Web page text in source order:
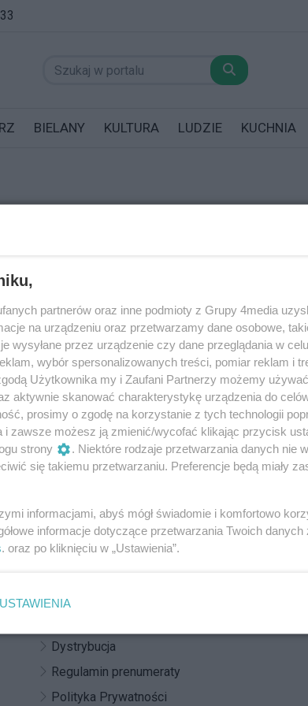
BIELANY KULTURA LUDZIE KUCHNIA
"Możemy być dumni z naszej
Kontakt
Dystrybucja
Regulamin prenumeraty
Polityka Prywatności
partnerów oraz inne podmioty z Grupy 4media
na urządzeniu oraz przetwarzamy dane osobowe,
wysyłane przez urządzenie czy dane przeglądania w
wybór spersonalizowanych treści, pomiar reklam i
Użytkownika my i Zaufani Partnerzy możemy
aktywnie skanować charakterystykę urządzenia do
prosimy o zgodę na korzystanie z tych technologii
i zawsze możesz ją zmienić/wycofać klikając przycisk
strony
. Niektóre rodzaje przetwarzania danych nie
się takiemu przetwarzaniu. Preferencje będą miały
informacjami, abyś mógł świadomie i komfortowo
informacje dotyczące przetwarzania Twoich
. oraz po kliknięciu w „Ustawienia”.
USTAWIENIA